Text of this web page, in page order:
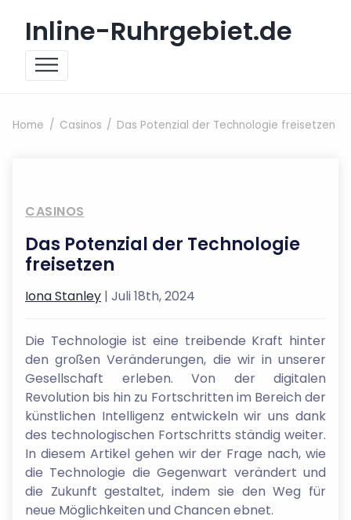
Inline-Ruhrgebiet.de
Home Casinos Das Potenzial der Technologie freisetzen
CASINOS
Das Potenzial der Technologie
freisetzen
Iona Stanley | Juli 18th, 2024
Die Technologie ist eine treibende Kraft hinter
den großen Veränderungen, die wir in unserer
Gesellschaft erleben. Von der digitalen
Revolution bis hin zu Fortschritten im Bereich der
künstlichen Intelligenz entwickeln wir uns dank
des technologischen Fortschritts ständig weiter.
In diesem Artikel gehen wir der Frage nach, wie
die Technologie die Gegenwart verändert und
die Zukunft gestaltet, indem sie den Weg für
neue Möglichkeiten und Chancen ebnet.